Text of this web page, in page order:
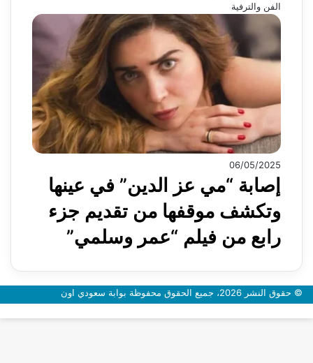
الفن والترفية
06/05/2025
إصابة “مي عز الدين” في عينها
وتكشف موقفها من تقديم جزء
رابع من فيلم “عمر وسلمي”
© حقوق النشر 2026، جميع الحقوق محفوظة بوابة سعودي اون